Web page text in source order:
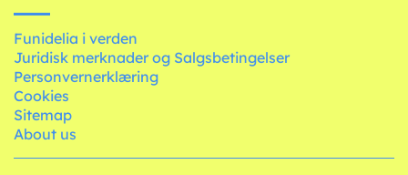
Funidelia i verden
Juridisk merknader og Salgsbetingelser
Personvernerklæring
Cookies
Sitemap
About us